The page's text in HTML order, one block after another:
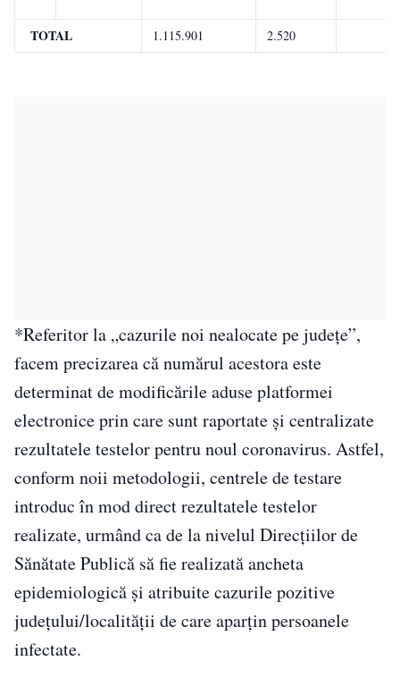
TOTAL 1.115.901 2.520
*Referitor la „cazurile noi nealocate pe județe”,
facem precizarea că numărul acestora este
determinat de modificările aduse platformei
electronice prin care sunt raportate și centralizate
rezultatele testelor pentru noul coronavirus. Astfel,
conform noii metodologii, centrele de testare
introduc în mod direct rezultatele testelor
realizate, urmând ca de la nivelul Direcțiilor de
Sănătate Publică să fie realizată ancheta
epidemiologică și atribuite cazurile pozitive
județului/localității de care aparțin persoanele
infectate.